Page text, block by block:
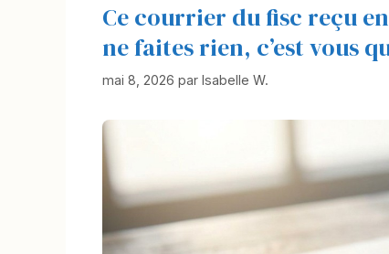
Ce courrier du fisc reçu
ne faites rien, c’est vous
mai 8, 2026 par Isabelle W.